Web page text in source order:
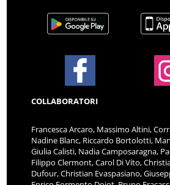
COLLABORATORI
Francesca Arcaro, Massimo Altini,
Nadine Blanc, Riccardo Bortolotti,
Giulia Calisti, Nadia Camposaragna,
Filippo Clermont, Carol Di Vito,
Dufour, Christian Evaspasiano,